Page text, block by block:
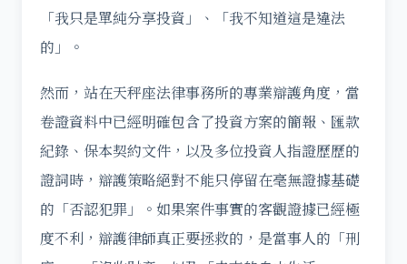
「我只是單純分享投資」、「我不知道這是違法
的」。
然而，站在天秤座法律事務所的專業辯護角度，當
卷證資料中已經明確包含了投資方案的簡報、匯款
紀錄、保本契約文件，以及多位投資人指證歷歷的
證詞時，辯護策略絕對不能只停留在毫無證據基礎
的「否認犯罪」。如果案件事實的客觀證據已經極
度不利，辯護律師真正要拯救的，是當事人的「刑